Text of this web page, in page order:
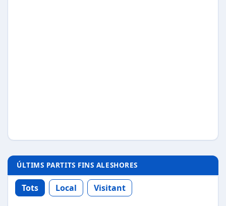
ÚLTIMS PARTITS FINS ALESHORES
Tots Local Visitant